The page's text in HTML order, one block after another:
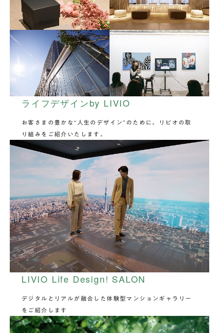
ライフデザインby LIVIO
お客さまの豊かな“人生のデザイン”のために。リビオの取
り組みをご紹介いたします。
LIVIO Life Design! SALON
デジタルとリアルが融合した体験型マンションギャラリー
をご紹介します